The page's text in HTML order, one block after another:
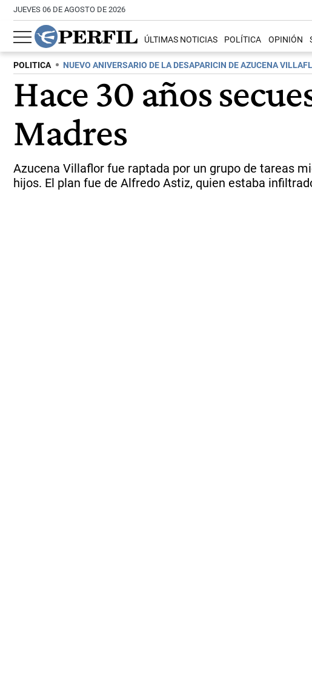
JUEVES 06 DE AGOSTO DE 2026
ÚLTIMAS NOTICIAS POLÍTICA OPINIÓN
POLITICA NUEVO ANIVERSARIO DE LA DESAPARICIN DE AZUCENA
Hace 30 años
Madres
Azucena Villaflor fue raptada por un grupo de tareas
hijos. El plan fue de Alfredo Astiz, quien estaba